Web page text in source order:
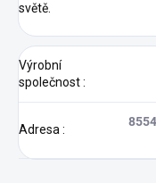
světě.
Výrobní
společnost:
Adresa :